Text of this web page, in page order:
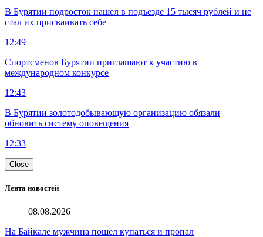
В Бурятии подросток нашел в подъезде 15 тысяч рублей и не
стал их присваивать себе
12:49
Спортсменов Бурятии приглашают к участию в
международном конкурсе
12:43
В Бурятии золотодобывающую организацию обязали
обновить систему оповещения
12:33
Close
Лента новостей
08.08.2026
На Байкале мужчина пошёл купаться и пропал